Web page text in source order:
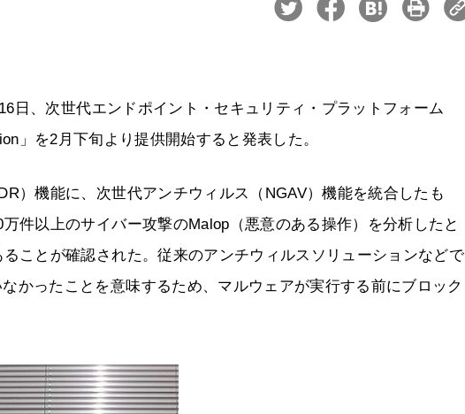
日、次世代エンドポイント・セキュリティ・プラットフォーム
」を2月下旬より提供開始すると発表した。
）機能に、次世代アンチウィルス（NGAV）機能を統合したも
件以上のサイバー攻撃のMalop（悪意のある操作）を分析したと
ことが確認された。従来のアンチウィルスソリューションなどで
かったことを意味するため、マルウェアが実行する前にブロック